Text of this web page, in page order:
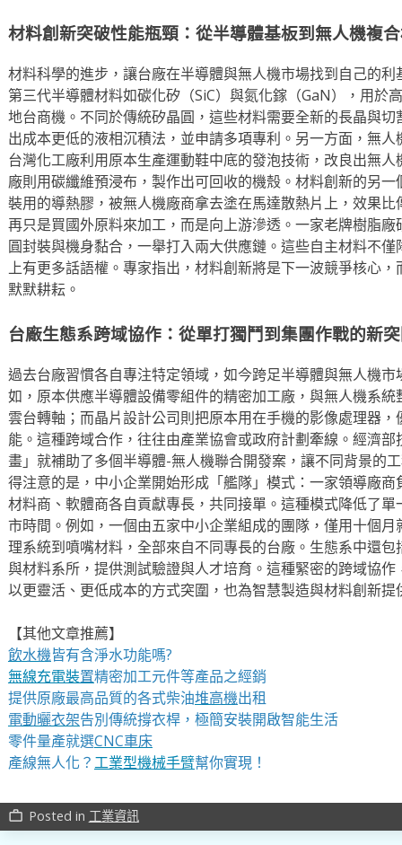
材料創新突破性能瓶頸：從半導體基板到無人機複
材料科學的進步，讓台廠在半導體與無人機市場找到自己的
第三代半導體材料如碳化矽（SiC）與氮化鎵（GaN），用於
地台商機。不同於傳統矽晶圓，這些材料需要全新的長晶與
出成本更低的液相沉積法，並申請多項專利。另一方面，無
台灣化工廠利用原本生產運動鞋中底的發泡技術，改良出無
廠則用碳纖維預浸布，製作出可回收的機殼。材料創新的另
裝用的導熱膠，被無人機廠商拿去塗在馬達散熱片上，效果
再只是買國外原料來加工，而是向上游滲透。一家老牌樹脂
圓封裝與機身黏合，一舉打入兩大供應鏈。這些自主材料不
上有更多話語權。專家指出，材料創新將是下一波競爭核心
默默耕耘。
台廠生態系跨域協作：從單打獨鬥到集團作戰的新
過去台廠習慣各自專注特定領域，如今跨足半導體與無人機
如，原本供應半導體設備零組件的精密加工廠，與無人機系
雲台轉軸；而晶片設計公司則把原本用在手機的影像處理器
能。這種跨域合作，往往由產業協會或政府計劃牽線。經濟
畫」就補助了多個半導體-無人機聯合開發案，讓不同背景的
得注意的是，中小企業開始形成「艦隊」模式：一家領導廠
材料商、軟體商各自貢獻專長，共同接單。這種模式降低了
市時間。例如，一個由五家中小企業組成的團隊，僅用十個
理系統到噴嘴材料，全部來自不同專長的台廠。生態系中還
與材料系所，提供測試驗證與人才培育。這種緊密的跨域協
以更靈活、更低成本的方式突圍，也為智慧製造與材料創新
【其他文章推薦】
飲水機皆有含淨水功能嗎?
無線充電裝置精密加工元件等產品之經銷
提供原廠最高品質的各式柴油堆高機出租
電動曬衣架告別傳統撐衣桿，極簡安裝開啟智能生活
零件量產就選CNC車床
產線無人化？工業型機械手臂幫你實現！
work_outline Posted in 工業資訊